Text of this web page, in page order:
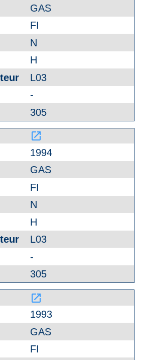
GAS
FI
N
H
L03
-
305
launch
1994
GAS
FI
N
H
L03
-
305
launch
1993
GAS
FI